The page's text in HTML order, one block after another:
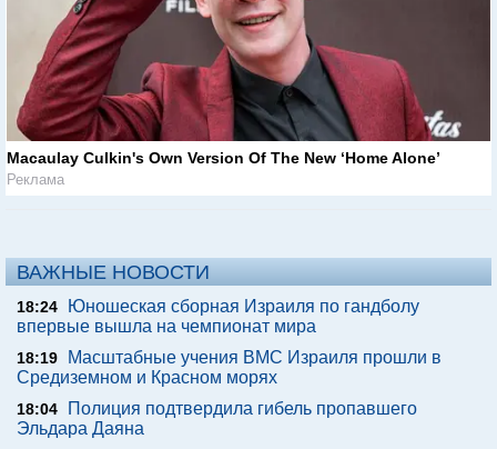
Macaulay Culkin's Own Version Of The New ‘Home Alone’
Реклама
ВАЖНЫЕ НОВОСТИ
18:24
Юношеская сборная Израиля по гандболу
впервые вышла на чемпионат мира
18:19
Масштабные учения ВМС Израиля прошли в
Средиземном и Красном морях
18:04
Полиция подтвердила гибель пропавшего
Эльдара Даяна